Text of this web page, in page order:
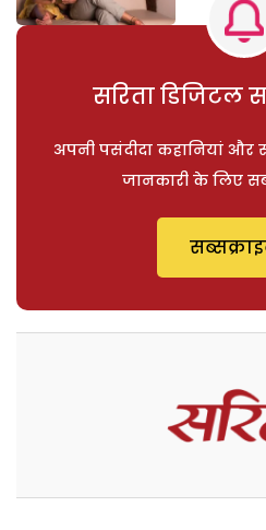
सरिता डिजिटल
अपनी पसंदीदा कहानियां और
जानकारी के लिए